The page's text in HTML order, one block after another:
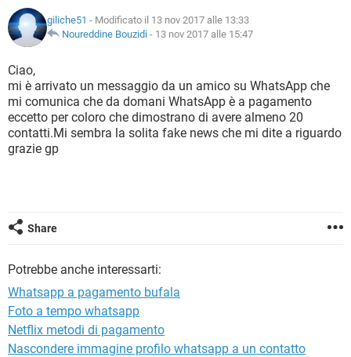
HARDWARE
INSTAGRAM
TIKTOK FACEBOOK
iOS WINDOWS 10
INSTAGRAM
TIKTOK
HARDWARE
COVID-19
INTRATTENIMENTO ANDROID
INSTAGRAM WHATSAPP
TIKTOK FACEBOOK
HARDWARE
GLOSSARIO
COVID-19
INTRATTENIMENTO
iOS WINDOWS 10
INSTAGRAM WHATSAPP
TIKTOK
giliche51 - Modificato il 13 nov 2017 alle 13:33
Noureddine Bouzidi - 13 nov 2017 alle 15:47
Ciao,
mi è arrivato un messaggio da un amico su WhatsApp che
mi comunica che da domani WhatsApp è a pagamento
eccetto per coloro che dimostrano di avere almeno 20
contatti.Mi sembra la solita fake news che mi dite a riguardo
grazie gp
Share
Potrebbe anche interessarti:
Whatsapp a pagamento bufala
Foto a tempo whatsapp
Netflix metodi di pagamento
Nascondere immagine profilo whatsapp a un contatto